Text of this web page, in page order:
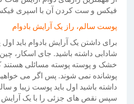
فیکس و ست کردن آن با اسپری
پوست سالم، راز یک آرایش بادوام
برای داشتن یک آرایش بادوام باید
شادابی داشته باشید. جای اسکار،
خشک و پوسته پوسته مسائلی هستند
پوشانده نمی شوند. پس اگر می
داشته باشید اول باید پوست زیبا و
سپس نقص های جزئی را با یک آرایش